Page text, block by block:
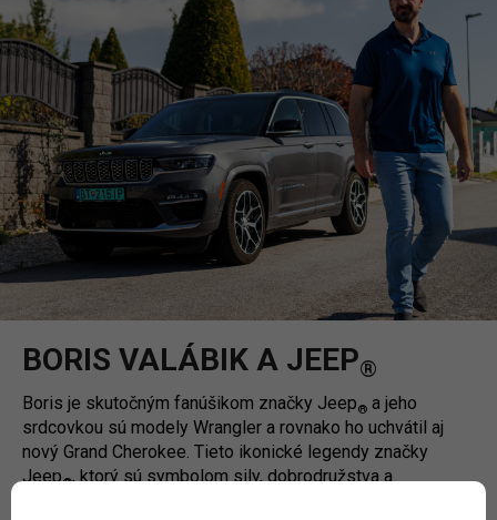
BORIS VALÁBIK A JEEP®
Boris je skutočným fanúšikom značky Jeep® a jeho
srdcovkou sú modely Wrangler a rovnako ho uchvátil aj
nový Grand Cherokee. Tieto ikonické legendy značky
Jeep®, ktorý sú symbolom sily, dobrodružstva a